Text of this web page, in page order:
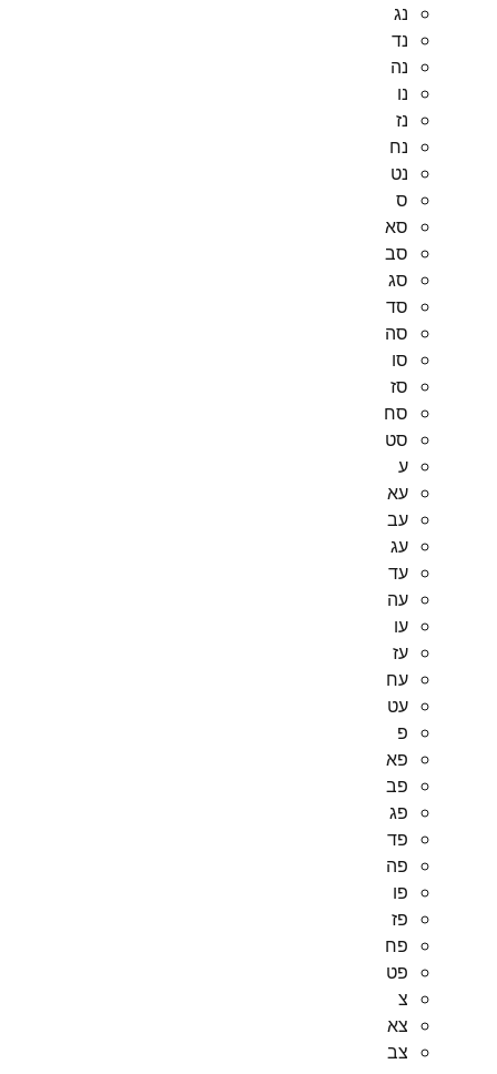
נג
נד
נה
נו
נז
נח
נט
ס
סא
סב
סג
סד
סה
סו
סז
סח
סט
ע
עא
עב
עג
עד
עה
עו
עז
עח
עט
פ
פא
פב
פג
פד
פה
פו
פז
פח
פט
צ
צא
צב